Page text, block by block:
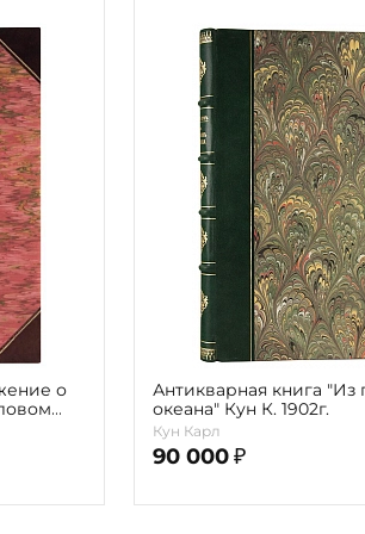
о
Антикварная книга "Из
океана" Кун К. 1902г.
Кун Карл
90 000 ₽